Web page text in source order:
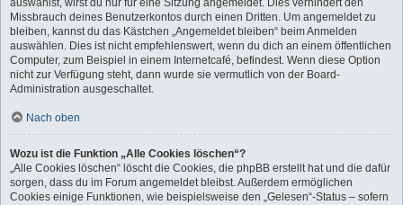
auswählst, wirst du nur für eine Sitzung angemeldet. Dies verhindert den
Missbrauch deines Benutzerkontos durch einen Dritten. Um angemeldet zu
bleiben, kannst du das Kästchen „Angemeldet bleiben“ beim Anmelden
auswählen. Dies ist nicht empfehlenswert, wenn du dich an einem öffentlichen
Computer, zum Beispiel in einem Internetcafé, befindest. Wenn diese Option
nicht zur Verfügung steht, dann wurde sie vermutlich von der Board-
Administration ausgeschaltet.
Nach oben
Wozu ist die Funktion „Alle Cookies löschen“?
„Alle Cookies löschen“ löscht die Cookies, die phpBB erstellt hat und die dafür
sorgen, dass du im Forum angemeldet bleibst. Außerdem ermöglichen
Cookies einige Funktionen, wie beispielsweise den „Gelesen“-Status – sofern